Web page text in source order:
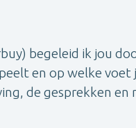
begeleid ik jou
en op welke voet
de gesprekken en